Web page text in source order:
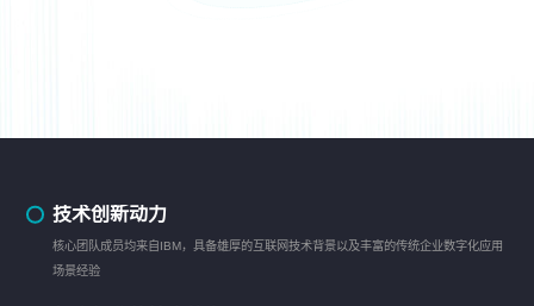
技术创新动力
核心团队成员均来自IBM，具备雄厚的互联网技术背景以及丰富的传统企业数字化应用
场景经验